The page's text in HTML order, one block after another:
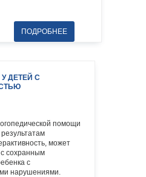
ДЕТЕЙ С
помощи
может
сохранным
с
нарушениями.